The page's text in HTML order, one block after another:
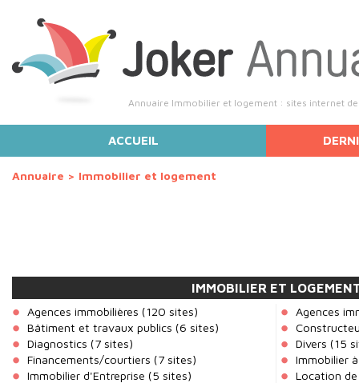
Annuaire Immobilier et logement : sites internet
IMMOBILIER ET
ACCUEIL
Annuaire > Immobilier et logement
Agences immobilières (120 sites)
Agences
Bâtiment et travaux publics (6 sites)
Diagnostics (7 sites) Divers (15
Financements/courtiers (7 sites)
Immobilier
Immobilier d'Entreprise (5 sites)
Location